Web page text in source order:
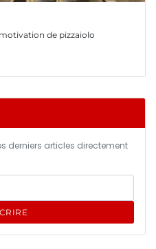
de pizzaiolo
derniers articles directement